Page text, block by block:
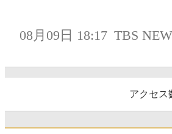
08月09日 18:17 TBS
アクセス